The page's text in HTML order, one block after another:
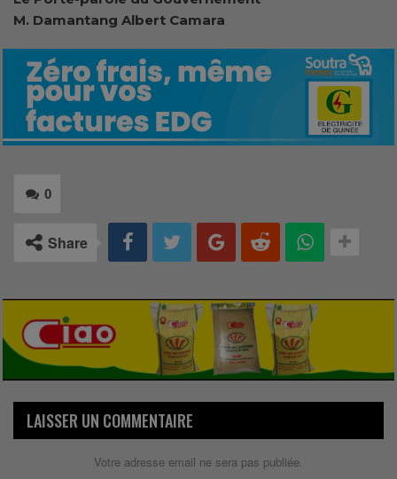
M. Damantang Albert Camara
0
Share
LAISSER UN COMMENTAIRE
Votre adresse email ne sera pas publiée.